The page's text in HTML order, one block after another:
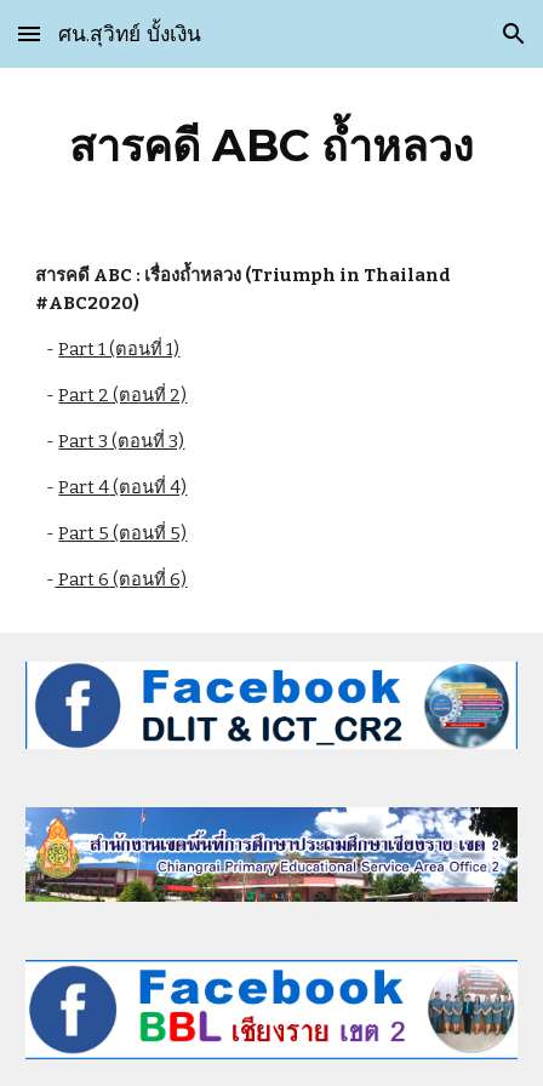
Skip to main content Skip to navigation
ศน.สุวิทย์ บั้งเงิน
สารคดี ABC ถ้ำหลวง
สารคดี ABC : เรื่องถ้ำหลวง (Triumph in Thailand
#ABC2020)
   -
Part 1 (ตอนที่ 1)
   -
Part 2 (ตอนที่ 2)
   -
Part 3 (ตอนที่ 3)
   -
Part 4 (ตอนที่ 4)
   -
Part 5 (ตอนที่ 5)
   -
Part 6 (ตอนที่ 6)